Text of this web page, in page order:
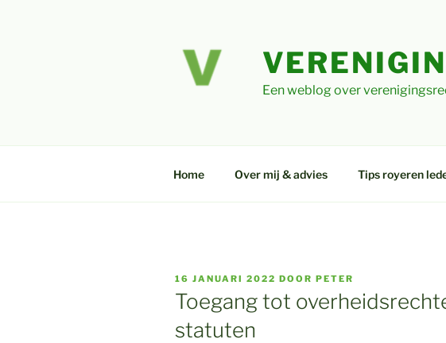
Een weblog over
Home Over mij & advies Tips royeren
GEPLAATST
OP
16 JANUARI 2022 DOOR PETER
Toegang tot
statuten